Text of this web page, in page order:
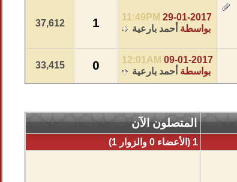
29-01-2017
11:49PM
بواسطة أحمد بارعية 1
37,612
09-01-2017
12:01AM
بواسطة أحمد بارعية 0
33,415
المتصلون الآن
1 (الأعضاء 0 والزوار 1)